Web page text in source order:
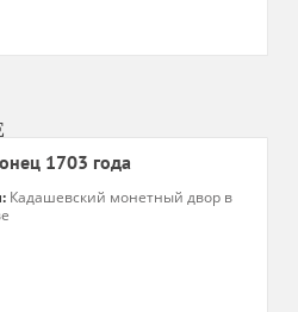
1703 года
Кадашевский монетный двор в